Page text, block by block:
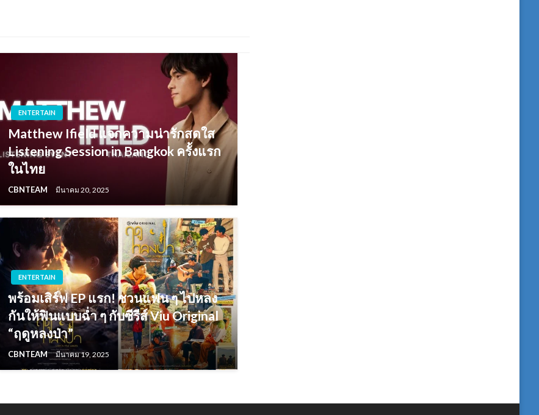
ENTERTAIN
Matthew Ifield แจกความน่ารักสดใส
Listening Session in Bangkok ครั้งแรก
ในไทย
CBNTEAM มีนาคม 20, 2025
ENTERTAIN
พร้อมเสิร์ฟ EP แรก! ชวนแฟน ๆ ไปหลง
กันให้ฟินแบบฉ่ำ ๆ กับซีรีส์ Viu Original
“ฤดูหลงป่า”
CBNTEAM มีนาคม 19, 2025